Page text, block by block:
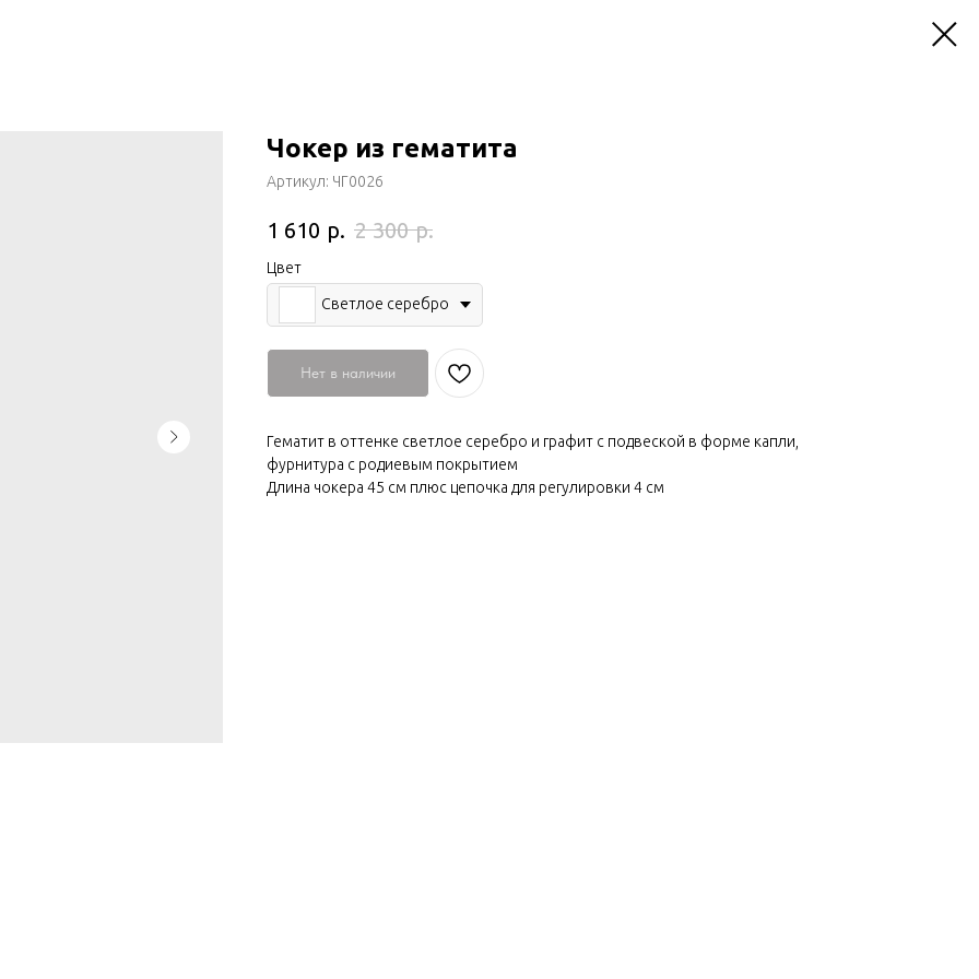
Чокер из гематита
Артикул: ЧГ0026
1 610 р. 2 300 р.
Цвет
Светлое серебро
Нет в наличии
Гематит в оттенке светлое серебро и графит с подвеской в форме капли,
фурнитура с родиевым покрытием
Длина чокера 45 см плюс цепочка для регулировки 4 см